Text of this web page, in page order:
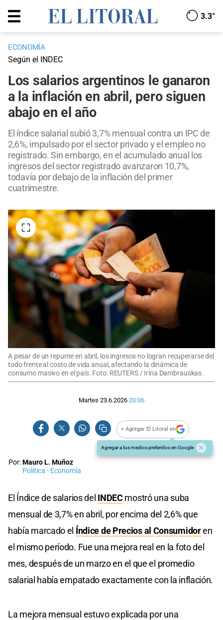
3.3°
ECONOMÍA
Según el INDEC
Los salarios argentinos le ganaron
a la inflación en abril, pero siguen
abajo en el año
El índice salarial subió 3,7% mensual contra un IPC de
2,6%, impulsado por el sector privado y el empleo no
registrado. Sin embargo, en el acumulado anual los
ingresos del sector registrado avanzaron 10,7%,
todavía por debajo de la inflación del primer
cuatrimestre.
A pesar de un repunte en abril, los ingresos no logran recuperarse del
todo frente al costo de vida anual, afectando la dinámica de
consumo masivo en el país. Foto: REUTERS / Irina Dambrauskas.
Martes 23.6.2026 20:06
+ Agregar El Litoral en
Agregar a tus medios preferidos en Google
Por:Mauro L. Muñoz
Política - Economía
El Índice de salarios del INDECmostró una suba
mensual de 3,7% en abril, por encima del 2,6% que
había marcado el Índice de Precios al Consumidoren
el mismo período. Fue una mejora real en la foto del
mes, después de un marzo en el que el promedio
salarial había empatado exactamente con la inflación.
La mejora mensual estuvo explicada por una